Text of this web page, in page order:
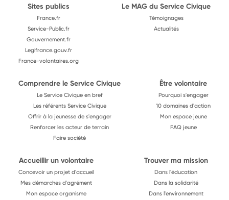
Sites publics
France.fr
Service-Public.fr
Gouvernement.fr
Legifrance.gouv.fr
France-volontaires.org
Le MAG du Service Civique
Témoignages
Actualités
Comprendre le Service Civique
Le Service Civique en bref
Les référents Service Civique
Offrir à la jeunesse de s'engager
Renforcer les acteur de terrain
Faire société
Être volontaire
Pourquoi s'engager
10 domaines d'action
Mon espace jeune
FAQ jeune
Accueillir un volontaire
Concevoir un projet d'accueil
Mes démarches d'agrément
Mon espace organisme
Trouver ma mission
Dans l'éducation
Dans la solidarité
Dans l'environnement